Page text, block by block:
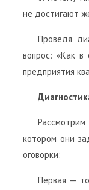
не достигают
Проведя
вопрос: «Как в
предприятия
котором они
оговорки:
Первая —